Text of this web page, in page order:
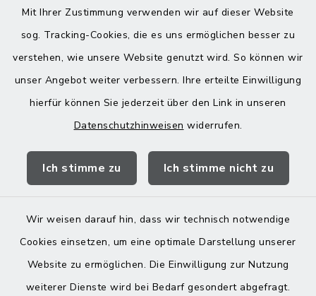
Mit Ihrer Zustimmung verwenden wir auf dieser Website
sog. Tracking-Cookies, die es uns ermöglichen besser zu
verstehen, wie unsere Website genutzt wird. So können wir
unser Angebot weiter verbessern. Ihre erteilte Einwilligung
hierfür können Sie jederzeit über den Link in unseren
Datenschutzhinweisen widerrufen.
Ich stimme zu Ich stimme nicht zu
Wir weisen darauf hin, dass wir technisch notwendige
Cookies einsetzen, um eine optimale Darstellung unserer
Website zu ermöglichen. Die Einwilligung zur Nutzung
weiterer Dienste wird bei Bedarf gesondert abgefragt.
Montag bis Freitag:
08:00-12:00 Uhr
Donnerstag zusätzlich:
13:00-18:00 Uhr
Landratsamt Mühldorf